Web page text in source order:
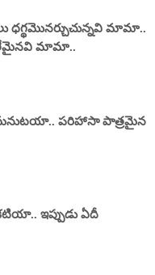
ధగ్థమొనర్చుచున్నవి మామా..
మామా..
పరిహాసా పాత్రమైన
ఇప్పుడు ఏదీ